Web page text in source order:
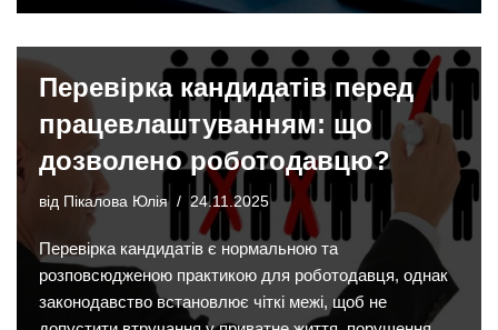
Перевірка кандидатів перед
працевлаштуванням: що
дозволено роботодавцю?
від Пікалова Юлія 24.11.2025
Перевірка кандидатів є нормальною та
розповсюдженою практикою для роботодавця, однак
законодавство встановлює чіткі межі, щоб не